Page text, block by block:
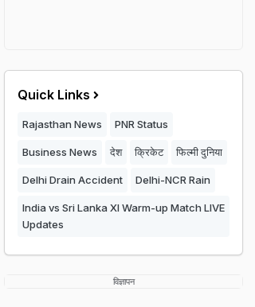
Quick Links
Rajasthan News PNR Status
Business News देश क्रिकेट फिल्मी दुनिया
Delhi Drain Accident Delhi-NCR Rain
India vs Sri Lanka XI Warm-up Match LIVE
Updates
विज्ञापन